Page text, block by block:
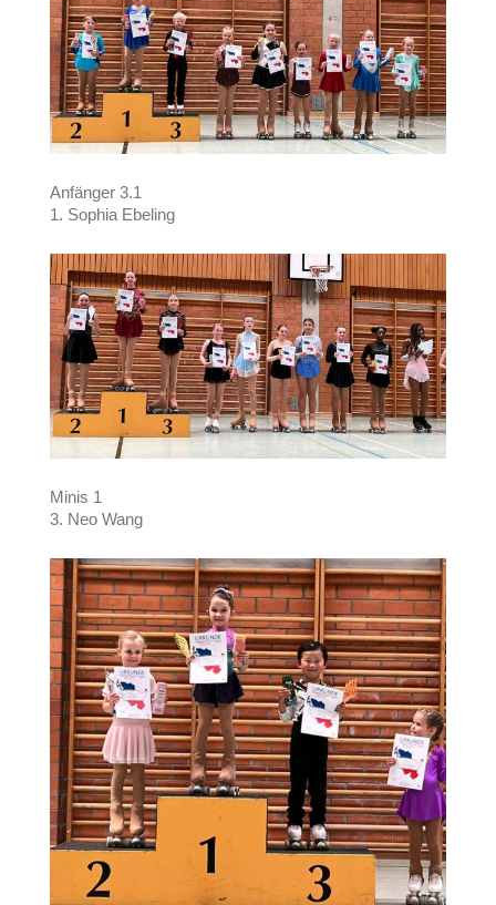
Anfänger 3.1
1. Sophia Ebeling
Minis 1
3. Neo Wang